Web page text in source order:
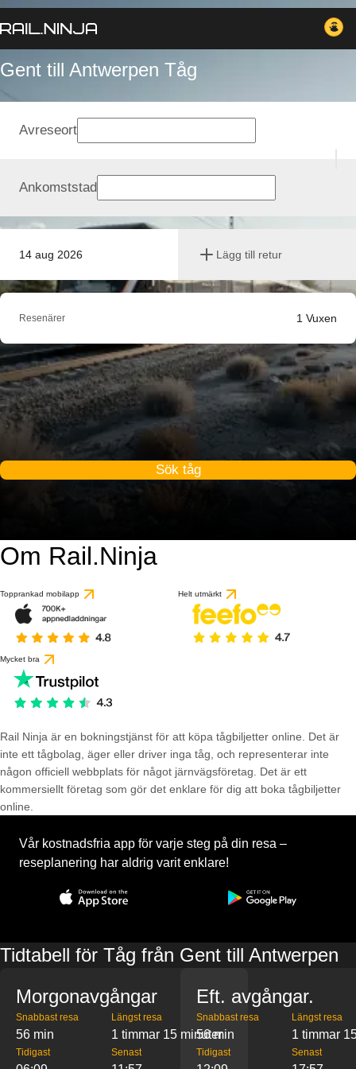
Gent till Antwerpen Tåg
14 aug 2026 Lägg till retur
Avreseort
Ankomststad
Resenärer 1 Vuxen
Sök tåg
Om Rail.Ninja
Topprankad mobilapp Helt utmärkt
Mycket bra
Rail Ninja är en bokningstjänst för att köpa tågbiljetter online. Det är
inte ett tågbolag, äger eller driver inga tåg, och representerar inte
någon officiell webbplats för något järnvägsföretag. Det är ett
kommersiellt företag som gör det enklare för dig att boka tågbiljetter
online.
Vår kostnadsfria app för varje steg på din resa –
reseplanering har aldrig varit enklare!
Tidtabell för Tåg från Gent till Antwerpen
Morgonavgångar
Snabbast resa
56 min
Längst resa
1 timmar 15 minuter
Tidigast Senast
Eft. avgångar.
Snabbast resa
56 min
Längst resa
1 timmar
Tidigast Senast